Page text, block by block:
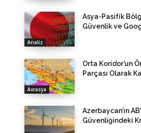
Analiz
Asya-Pasifik
Güvenlik ve
Avrasya
Orta Koridor’un
Parçası Olarak
Azerbaycan’ın
Güvenliğindeki